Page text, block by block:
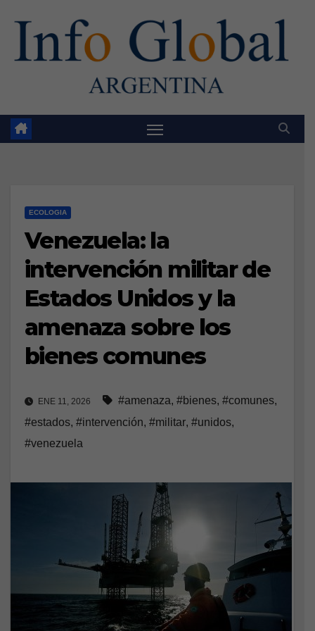
ECOLOGIA
Venezuela: la
intervención militar de
Estados Unidos y la
amenaza sobre los
bienes comunes
ENE 11, 2026 #amenaza, #bienes, #comunes,
#estados, #intervención, #militar, #unidos,
#venezuela